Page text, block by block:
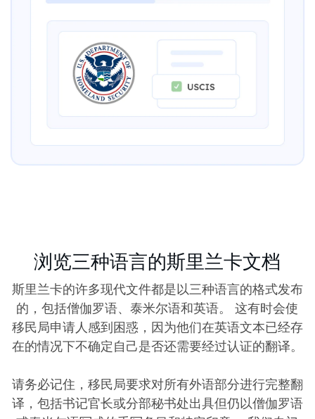
浏览三种语言的斯里兰卡文档
斯里兰卡的许多现代文件都是以三种语言的格式发布
的，包括僧伽罗语、泰米尔语和英语。 这有时会使
移民局申请人感到困惑，因为他们在英语文本已经存
在的情况下不确定自己是否还需要经过认证的翻译。
请务必记住，移民局要求对所有外语部分进行完整翻
译，包括书记官长或分部秘书处出具但仍以僧伽罗语